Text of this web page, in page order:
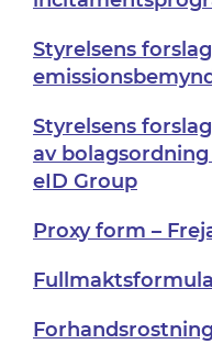
Styrelsens
Styrelsens
av
eID Group
Proxy form –